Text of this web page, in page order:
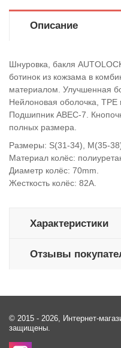
Описание
Шнуровка, бакля
ботинок из кожзама в
материалом. Улучшенная
Нейлоновая оболочка,
Подшипник ABEC-7.
полных размера.
Размеры: S(31-34), M(35-
Материал колёс:
Диаметр колёс: 70mm.
Жесткость колёс: 82А.
Характеристики
Отзывы
© 2015 - 2026, Интернет-
защищены.